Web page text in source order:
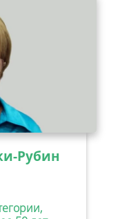
Рубин